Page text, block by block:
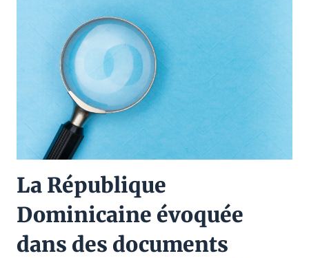
La République
Dominicaine évoquée
dans des documents